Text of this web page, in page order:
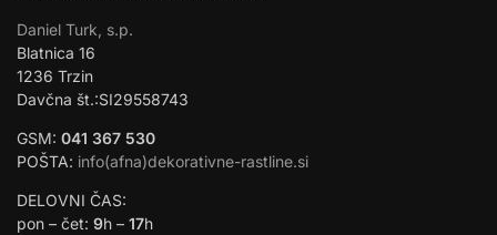
Daniel Turk, s.p.
Blatnica 16
1236 Trzin
Davčna št.:SI29558743
GSM: 041 367 530
POŠTA: info(afna)dekorativne-rastline.si
DELOVNI ČAS:
pon – čet: 9h – 17h